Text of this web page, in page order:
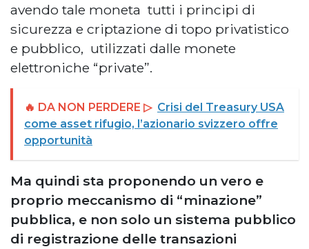
avendo tale moneta tutti i principi di
sicurezza e criptazione di topo privatistico
e pubblico, utilizzati dalle monete
elettroniche “private”.
🔥 DA NON PERDERE ▷ Crisi del Treasury USA
come asset rifugio, l’azionario svizzero offre
opportunità
Ma quindi sta proponendo un vero e
proprio meccanismo di “minazione”
pubblica, e non solo un sistema pubblico
di registrazione delle transazioni